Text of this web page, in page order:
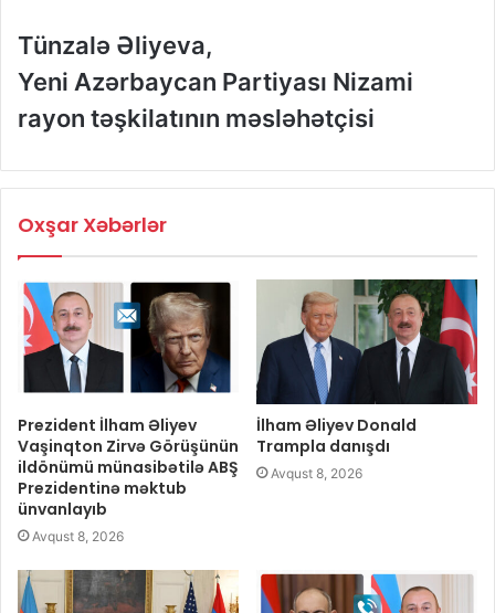
Tünzalə Əliyeva,
Yeni Azərbaycan Partiyası Nizami
rayon təşkilatının məsləhətçisi
Oxşar Xəbərlər
Prezident İlham Əliyev
Vaşinqton Zirvə Görüşünün
ildönümü münasibətilə ABŞ
Prezidentinə məktub
ünvanlayıb
Avqust 8, 2026
İlham Əliyev Donald
Trampla danışdı
Avqust 8, 2026